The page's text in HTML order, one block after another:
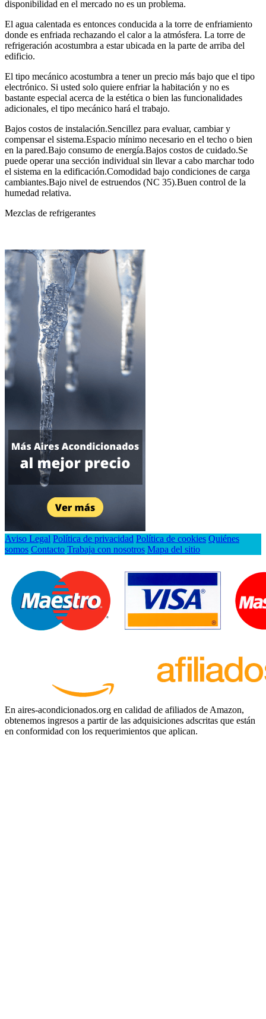
disponibilidad en el mercado no es un problema.
El agua calentada es entonces conducida a la torre de enfriamiento
donde es enfriada rechazando el calor a la atmósfera. La torre de
refrigeración acostumbra a estar ubicada en la parte de arriba del
edificio.
El tipo mecánico acostumbra a tener un precio más bajo que el tipo
electrónico. Si usted solo quiere enfriar la habitación y no es
bastante especial acerca de la estética o bien las funcionalidades
adicionales, el tipo mecánico hará el trabajo.
Bajos costos de instalación.Sencillez para evaluar, cambiar y
compensar el sistema.Espacio mínimo necesario en el techo o bien
en la pared.Bajo consumo de energía.Bajos costos de cuidado.Se
puede operar una sección individual sin llevar a cabo marchar todo
el sistema en la edificación.Comodidad bajo condiciones de carga
cambiantes.Bajo nivel de estruendos (NC 35).Buen control de la
humedad relativa.
Mezclas de refrigerantes
Aviso Legal Política de privacidad Política de cookies Quiénes
somos Contacto Trabaja con nosotros Mapa del sitio
En aires-acondicionados.org en calidad de afiliados de Amazon,
obtenemos ingresos a partir de las adquisiciones adscritas que están
en conformidad con los requerimientos que aplican.